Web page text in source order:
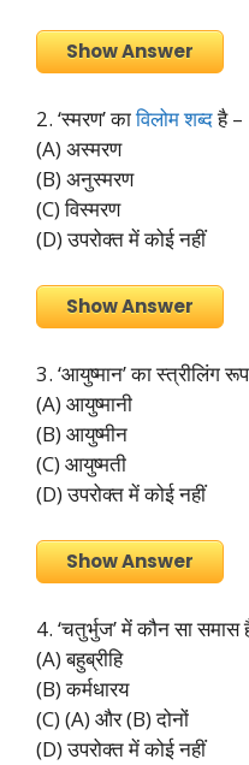
Show Answer
2. ‘स्मरण’ काविलोम शब्दहै –
(A) अस्मरण
(B) अनुस्मरण
(C) विस्मरण
(D) उपरोक्त में कोई नहीं
Show Answer
3. ‘आयुष्मान’ का स्त्रीलिंग
(A) आयुष्मानी
(B) आयुष्मीन
(C) आयुष्मती
(D) उपरोक्त में कोई नहीं
Show Answer
4. ‘चतुर्भुज’ में कौन सा समास
(A) बहुब्रीहि
(B) कर्मधारय
(C) (A) और (B) दोनों
(D) उपरोक्त में कोई नहीं